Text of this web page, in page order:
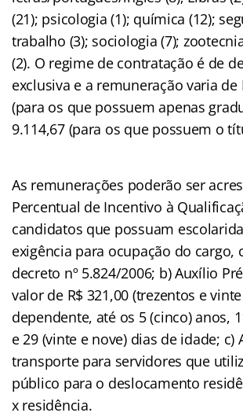
(21); psicologia (1); química (12);
trabalho (3); sociologia (7);
(2). O regime de contratação é de
exclusiva e a remuneração varia de
(para os que possuem apenas
9.114,67 (para os que possuem o
As remunerações poderão ser
Percentual de Incentivo à
candidatos que possuam
exigência para ocupação do cargo,
decreto nº 5.824/2006; b) Auxílio
valor de R$ 321,00 (trezentos e
dependente, até os 5 (cinco) anos,
e 29 (vinte e nove) dias de idade; c)
transporte para servidores que
público para o deslocamento
x residência.